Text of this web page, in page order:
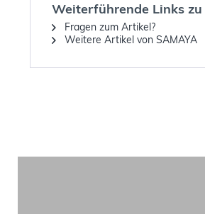
Weiterführende Links
Fragen zum Artikel?
Weitere Artikel von SAMAYA